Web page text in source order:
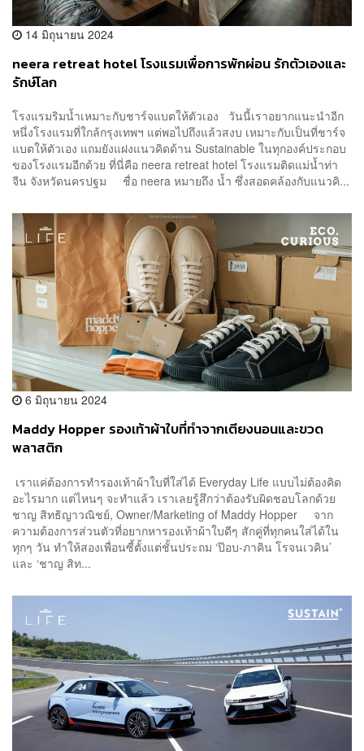
14 มิถุนายน 2024
neera retreat hotel โรงแรมเพื่อการพักผ่อน รักตัวเองและ
รักษ์โลก
โรงแรมริมน้ำเหมาะกับชาร์จแบตให้ตัวเอง วันนี้เราอยากแนะนำอีก
หนึ่งโรงแรมที่ใกล้กรุงเทพฯ แต่พอไปถึงแล้วสงบ เหมาะกับเป็นที่ชาร์จ
แบตให้ตัวเอง แถมยังแฝงแนวคิดด้าน Sustainable ในทุกองค์ประกอบ
ของโรงแรมอีกด้วย ที่นี่คือ neera retreat hotel โรงแรมติดแม่น้ำท่า
จีน จังหวัดนครปฐม ชื่อ neera หมายถึง น้ำ ซึ่งสอดคล้องกับแนวคิ...
6 มิถุนายน 2024
Maddy Hopper รองเท้าผ้าใบที่ทำจากเตียงนอนและขวด
พลาสติก
เราแค่ต้องการทำรองเท้าผ้าใบที่ใส่ได้ Everyday Life แบบไม่ต้องคิด
อะไรมาก แต่ไหนๆ จะทำแล้ว เราเลยรู้สึกว่าต้องรับผิดชอบโลกด้วย
ชาญ สิทธิญาวณิชย์, Owner/Marketing of Maddy Hopper จาก
ความต้องการส่วนตัวที่อยากหารองเท้าผ้าใบดีๆ สักคู่ที่ทุกคนใส่ได้ใน
ทุกๆ วัน ทำให้สองเพื่อนซี้ตั้งแต่ชั้นประถม ‘ป๊อบ-ภาคิน โรจนเวคิน’
และ ‘ชาญ สิท...